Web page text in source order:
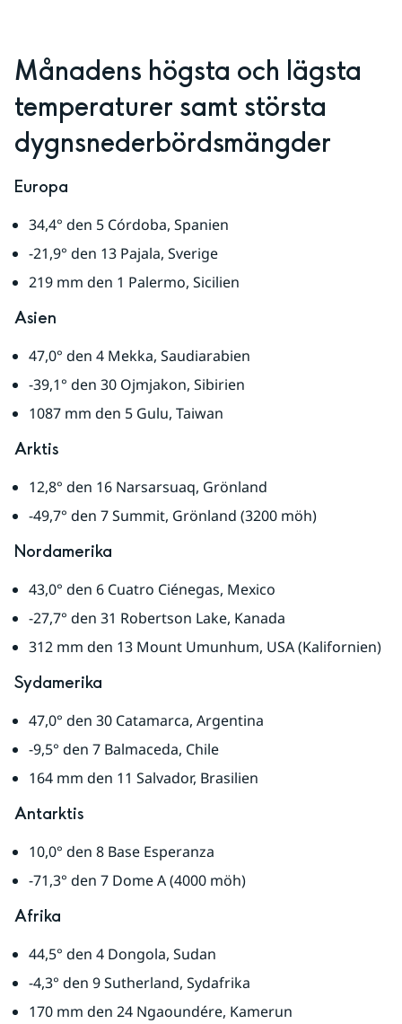
Månadens högsta och lägsta
temperaturer samt största
dygnsnederbördsmängder
Europa
34,4° den 5 Córdoba, Spanien
-21,9° den 13 Pajala, Sverige
219 mm den 1 Palermo, Sicilien
Asien
47,0° den 4 Mekka, Saudiarabien
-39,1° den 30 Ojmjakon, Sibirien
1087 mm den 5 Gulu, Taiwan
Arktis
12,8° den 16 Narsarsuaq, Grönland
-49,7° den 7 Summit, Grönland (3200 möh)
Nordamerika
43,0° den 6 Cuatro Ciénegas, Mexico
-27,7° den 31 Robertson Lake, Kanada
312 mm den 13 Mount Umunhum, USA (Kalifornien)
Sydamerika
47,0° den 30 Catamarca, Argentina
-9,5° den 7 Balmaceda, Chile
164 mm den 11 Salvador, Brasilien
Antarktis
10,0° den 8 Base Esperanza
-71,3° den 7 Dome A (4000 möh)
Afrika
44,5° den 4 Dongola, Sudan
-4,3° den 9 Sutherland, Sydafrika
170 mm den 24 Ngaoundére, Kamerun